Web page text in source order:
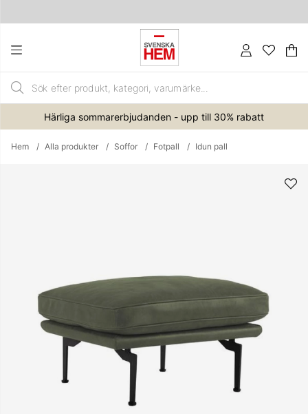
.
Härliga sommarerbjudanden - upp till 30% rabatt
Hem Alla produkter Soffor Fotpall Idun pall